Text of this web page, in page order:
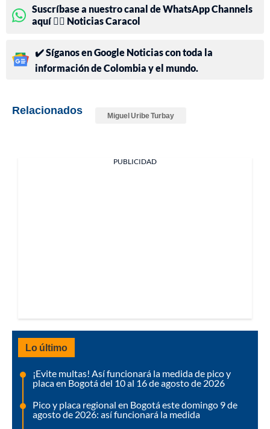
Suscríbase a nuestro canal de WhatsApp Channels
aquí 👉🏻 Noticias Caracol
✔️ Síganos en Google Noticias con toda la
información de Colombia y el mundo.
Relacionados Miguel Uribe Turbay
PUBLICIDAD
Lo último
¡Evite multas! Así funcionará la medida de pico y
placa en Bogotá del 10 al 16 de agosto de 2026
Pico y placa regional en Bogotá este domingo 9 de
agosto de 2026: así funcionará la medida